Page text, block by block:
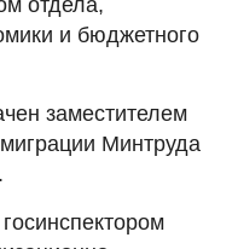
и бюджетного
заместителем
Минтруда